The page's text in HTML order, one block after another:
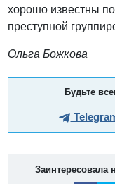
хорошо известны
преступной
Ольга Божкова
Будьте
Заинтересовала